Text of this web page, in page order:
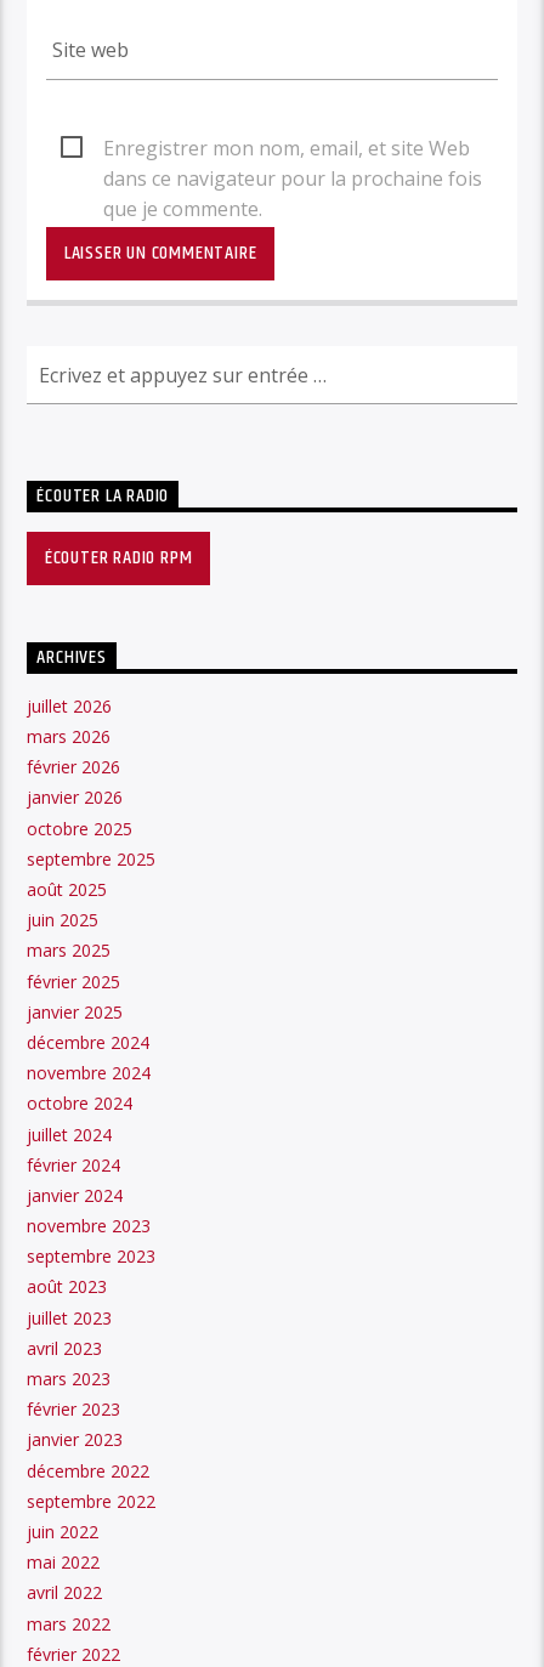
Enregistrer mon nom, email, et site Web
dans ce navigateur pour la prochaine fois
que je commente.
ÉCOUTER LA RADIO
ÉCOUTER RADIO RPM
ARCHIVES
juillet 2026
mars 2026
février 2026
janvier 2026
octobre 2025
septembre 2025
août 2025
juin 2025
mars 2025
février 2025
janvier 2025
décembre 2024
novembre 2024
octobre 2024
juillet 2024
février 2024
janvier 2024
novembre 2023
septembre 2023
août 2023
juillet 2023
avril 2023
mars 2023
février 2023
janvier 2023
décembre 2022
septembre 2022
juin 2022
mai 2022
avril 2022
mars 2022
février 2022